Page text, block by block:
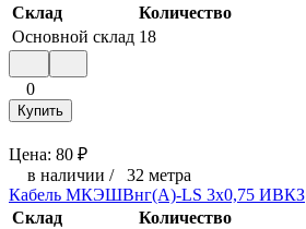
Склад
Количество
Основной склад 18
0
Купить
Цена: 80 ₽
в наличии / 32 метра
Кабель МКЭШВнг(А)-LS 3х0,75 ИВКЗ
Склад
Количество